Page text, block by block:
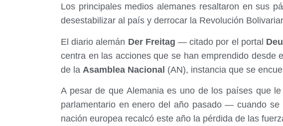
Los principales medios alemanes resaltaron en sus
desestabilizar al país y derrocar la Revolución
El diario alemán Der Freitag — citado por el portal
centra en las acciones que se han emprendido desde
de la Asamblea Nacional (AN), instancia que se
A pesar de que Alemania es uno de los países que
parlamentario en enero del año pasado — cuando
nación europea recalcó este año la pérdida de las